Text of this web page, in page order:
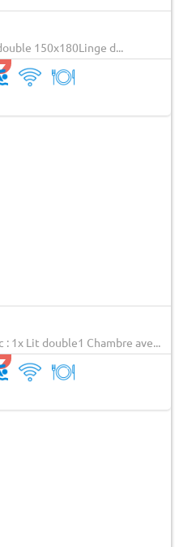
150x180Linge d...
: 1x Lit double1 Chambre ave...